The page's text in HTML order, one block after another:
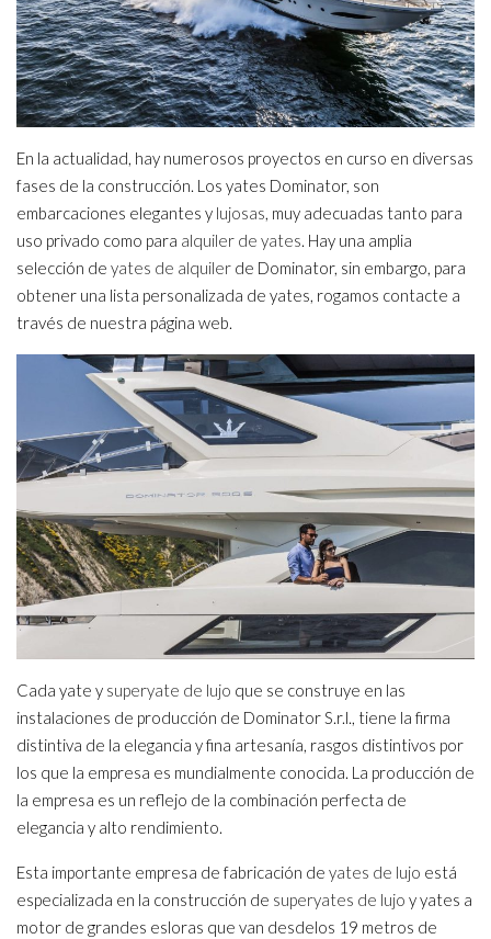
En la actualidad, hay numerosos proyectos en curso en diversas
fases de la construcción. Los yates Dominator, son
embarcaciones elegantes y lujosas, muy adecuadas tanto para
uso privado como para alquiler de yates. Hay una amplia
selección de yates de alquiler de Dominator, sin embargo, para
obtener una lista personalizada de yates, rogamos contacte a
través de nuestra página web.
Cada yate y superyate de lujo que se construye en las
instalaciones de producción de Dominator S.r.l., tiene la firma
distintiva de la elegancia y fina artesanía, rasgos distintivos por
los que la empresa es mundialmente conocida. La producción de
la empresa es un reflejo de la combinación perfecta de
elegancia y alto rendimiento.
Esta importante empresa de fabricación de yates de lujo está
especializada en la construcción de superyates de lujo y yates a
motor de grandes esloras que van desdelos 19 metros de